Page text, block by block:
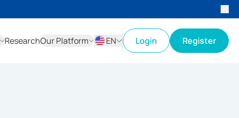
ResearchOur Platform
EN
Login Register